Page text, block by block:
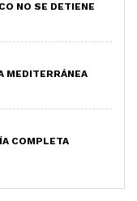
NO SE DETIENE
MEDITERRÁNEA
COMPLETA